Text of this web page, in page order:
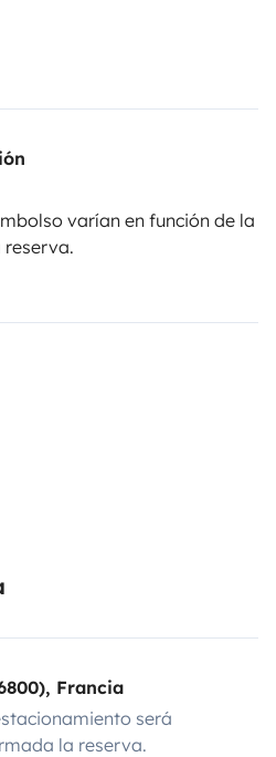
varían en función de la
reserva.
Francia
será
la reserva.